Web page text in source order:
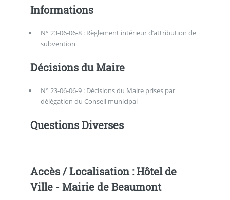
Informations
N° 23-06-06-8 : Règlement intérieur d’attribution de
subvention
Décisions du Maire
N° 23-06-06-9 : Décisions du Maire prises par
délégation du Conseil municipal
Questions Diverses
Accès / Localisation : Hôtel de
Ville - Mairie de Beaumont